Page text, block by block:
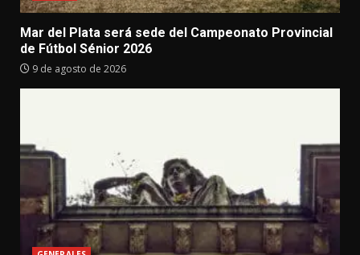
Mar del Plata será sede del Campeonato Provincial
de Fútbol Sénior 2026
9 de agosto de 2026